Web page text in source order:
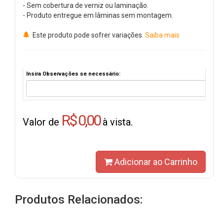
- Sem cobertura de verniz ou laminação.
- Produto entregue em lâminas sem montagem.
Este produto pode sofrer variações. Saiba mais
Insira Observações se necessário:
Valor de R$ 0,00à vista.
Adicionar ao Carrinho
Produtos Relacionados: